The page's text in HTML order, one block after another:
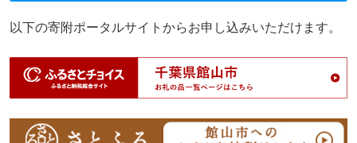
以下の寄附ポータルサイトからお申し込みいただけます。